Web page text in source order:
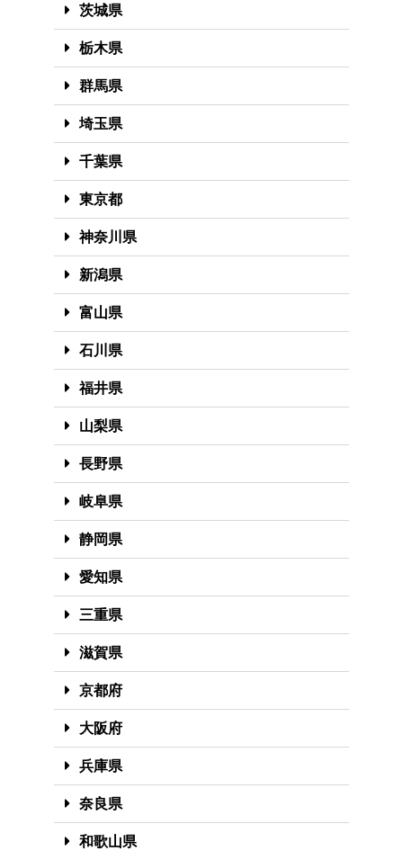
茨城県
栃木県
群馬県
埼玉県
千葉県
東京都
神奈川県
新潟県
富山県
石川県
福井県
山梨県
長野県
岐阜県
静岡県
愛知県
三重県
滋賀県
京都府
大阪府
兵庫県
奈良県
和歌山県